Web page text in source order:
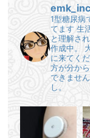
emk_inc
1型糖尿病
てます 生
と理解さ
作成中。
に来てくだ
方が分か
できません
し。